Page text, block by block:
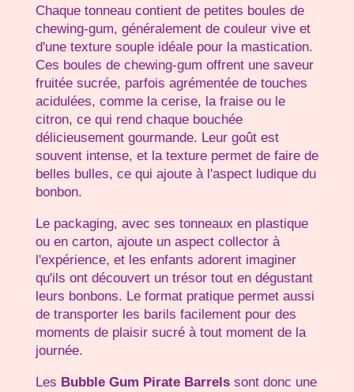
Chaque tonneau contient de petites boules de
chewing-gum, généralement de couleur vive et
d'une texture souple idéale pour la mastication.
Ces boules de chewing-gum offrent une saveur
fruitée sucrée, parfois agrémentée de touches
acidulées, comme la cerise, la fraise ou le
citron, ce qui rend chaque bouchée
délicieusement gourmande. Leur goût est
souvent intense, et la texture permet de faire de
belles bulles, ce qui ajoute à l'aspect ludique du
bonbon.
Le packaging, avec ses tonneaux en plastique
ou en carton, ajoute un aspect collector à
l'expérience, et les enfants adorent imaginer
qu'ils ont découvert un trésor tout en dégustant
leurs bonbons. Le format pratique permet aussi
de transporter les barils facilement pour des
moments de plaisir sucré à tout moment de la
journée.
Les Bubble Gum Pirate Barrelssont donc une